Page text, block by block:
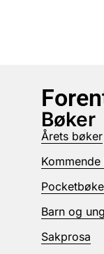
Bøker
Årets bøker
Barn og
Sakprosa